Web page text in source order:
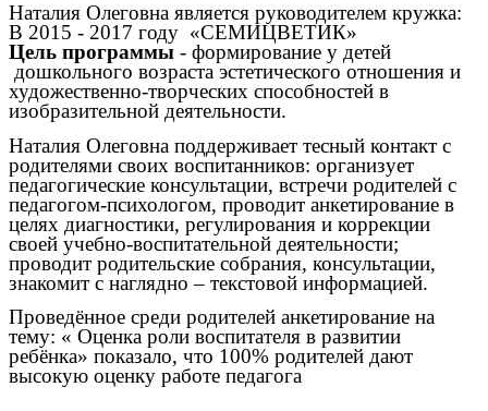
Наталия Олеговна является руководителем кружка:
В 2015 - 2017 году «СЕМИЦВЕТИК»
Цель программы - формирование у детей
дошкольного возраста эстетического отношения и
художественно-творческих способностей в
изобразительной деятельности.
Наталия Олеговна поддерживает тесный контакт с
родителями своих воспитанников: организует
педагогические консультации, встречи родителей с
педагогом-психологом, проводит анкетирование в
целях диагностики, регулирования и коррекции
своей учебно-воспитательной деятельности;
проводит родительские собрания, консультации,
знакомит с наглядно – текстовой информацией.
Проведённое среди родителей анкетирование на
тему: « Оценка роли воспитателя в развитии
ребёнка» показало, что 100% родителей дают
высокую оценку работе педагога